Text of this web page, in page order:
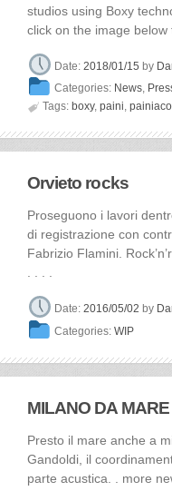
studios using Boxy
click on the image below
Date:2018/01/15 by
Categories: News
 Tags: boxy, paini
Orvieto rocks
Proseguono i lavori
di registrazione con
Fabrizio Flamini.
. . . .
Date:2016/05/02 by
Categories:WIP
MILANO DA MARE
Presto il mare anche a
Gandoldi, il
parte acustica. . more